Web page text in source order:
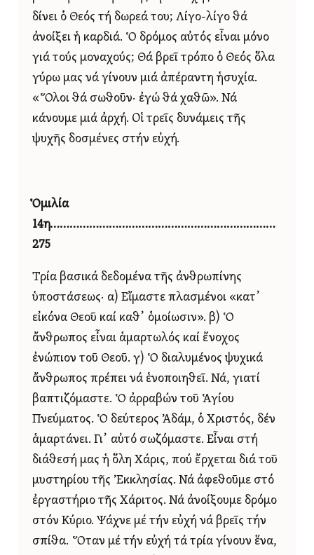
δίνει ὁ Θεός τή δωρεά του; Λίγο-λίγο θά
ἀνοίξει ἡ καρδιά. Ὁ δρόμος αὐτός εἶναι μόνο
γιά τούς μοναχούς; Θά βρεῖ τρόπο ὁ Θεός ὅλα
γύρω μας νά γίνουν μιά ἀπέραντη ἡσυχία.
«Ὅλοι θά σωθοῦν· ἐγώ θά χαθῶ». Νά
κάνουμε μιά ἀρχή. Οἱ τρεῖς δυνάμεις τῆς
ψυχῆς δοσμένες στήν εὐχή.
Ὁμιλία
14η……………………………………………………………
275
Τρία βασικά δεδομένα τῆς ἀνθρωπίνης
ὑποστάσεως· α) Εἴμαστε πλασμένοι «κατ᾿
εἰκόνα Θεοῦ καί καθ᾿ ὁμοίωσιν». β) Ὁ
ἄνθρωπος εἶναι ἁμαρτωλός καί ἔνοχος
ἐνώπιον τοῦ Θεοῦ. γ) Ὁ διαλυμένος ψυχικά
ἄνθρωπος πρέπει νά ἑνοποιηθεῖ. Νά, γιατί
βαπτιζόμαστε. Ὁ ἀρραβών τοῦ Ἁγίου
Πνεύματος. Ὁ δεύτερος Ἀδάμ, ὁ Χριστός, δέν
ἁμαρτάνει. Γι᾿ αὐτό σωζόμαστε. Εἶναι στή
διάθεσή μας ἡ ὅλη Χάρις, πού ἔρχεται διά τοῦ
μυστηρίου τῆς Ἐκκλησίας. Νά ἀφεθοῦμε στό
ἐργαστήριο τῆς Χάριτος. Νά ἀνοίξουμε δρόμο
στόν Κύριο. Ψάχνε μέ τήν εὐχή νά βρεῖς τήν
σπίθα. Ὅταν μέ τήν εὐχή τά τρία γίνουν ἕνα,